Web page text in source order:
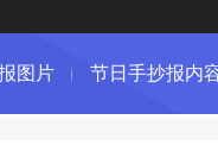
图片 节日手抄报内